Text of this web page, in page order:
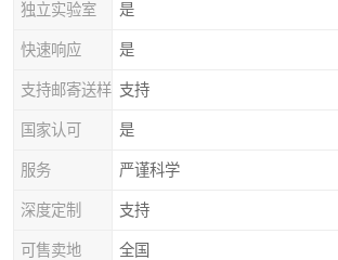
独立实验室 是
快速响应 是
支持邮寄送样 支持
国家认可 是
服务 严谨科学
深度定制 支持
可售卖地 全国